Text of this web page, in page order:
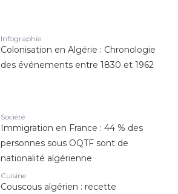
Infographie
Colonisation en Algérie : Chronologie
des événements entre 1830 et 1962
Société
Immigration en France : 44 % des
personnes sous OQTF sont de
nationalité algérienne
Cuisine
Couscous algérien : recette